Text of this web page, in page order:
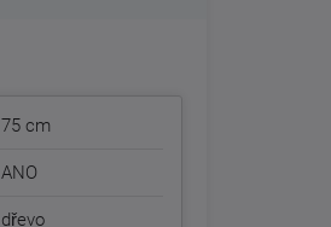
75 cm
ANO
dřevo